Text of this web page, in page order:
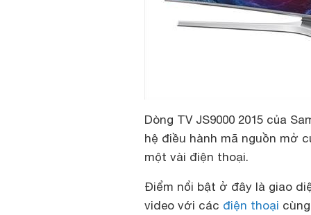
Dòng TV JS9000 2015 của
hệ điều hành mã nguồn mở
một vài điện thoại.
Điểm nổi bật ở đây là giao
video với các điện thoại